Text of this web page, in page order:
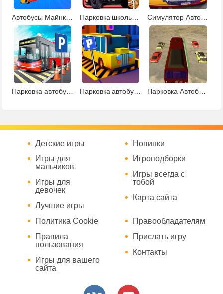
Автобусы Майнкрафта Парковка школьного автобуса Симулятор Автобуса
Парковка автобуса 4 Парковка автобуса 3 Парковка Автобуса 3д
Детские игры
Игры для
мальчиков
Игры для
девочек
Лучшие игры
Новинки
Игроподборки
Игры всегда с
тобой
Карта сайта
Политика Cookie
Правила
пользования
Игры для вашего
сайта
Правообладателям
Прислать игру
Контакты